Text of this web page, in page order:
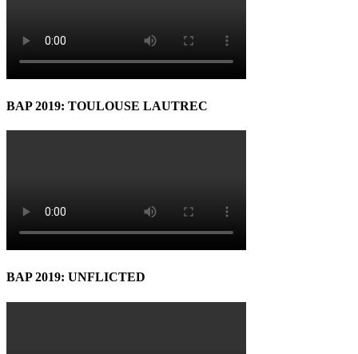
BAP 2019: TOULOUSE LAUTREC
BAP 2019: UNFLICTED